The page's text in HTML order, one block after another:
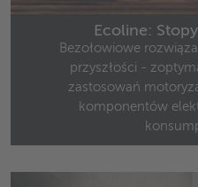
Ecoline:
Bezołowiowe
przyszłości -
zastosowań
komponentów